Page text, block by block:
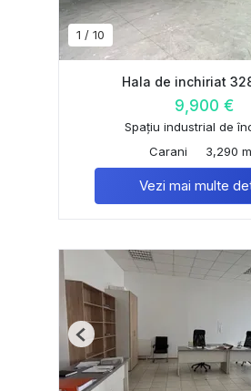
1 / 10
Hala de inchiriat
9,900 €
Spațiu industrial de
Carani
3,290
Vezi mai multe
Previous